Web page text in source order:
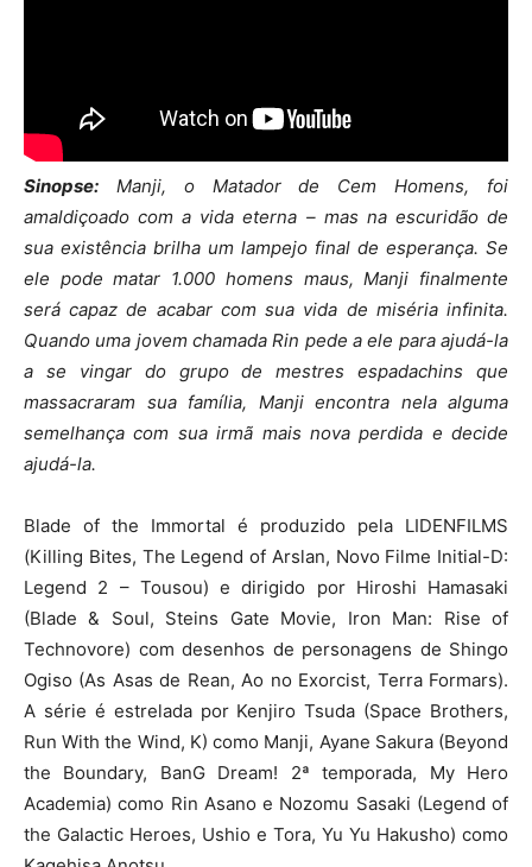
Sinopse: Manji, o Matador de Cem Homens, foi
amaldiçoado com a vida eterna – mas na escuridão de
sua existência brilha um lampejo final de esperança. Se
ele pode matar 1.000 homens maus, Manji finalmente
será capaz de acabar com sua vida de miséria infinita.
Quando uma jovem chamada Rin pede a ele para ajudá-la
a se vingar do grupo de mestres espadachins que
massacraram sua família, Manji encontra nela alguma
semelhança com sua irmã mais nova perdida e decide
ajudá-la.
Blade of the Immortal é produzido pela LIDENFILMS
(Killing Bites, The Legend of Arslan, Novo Filme Initial-D:
Legend 2 – Tousou) e dirigido por Hiroshi Hamasaki
(Blade & Soul, Steins Gate Movie, Iron Man: Rise of
Technovore) com desenhos de personagens de Shingo
Ogiso (As Asas de Rean, Ao no Exorcist, Terra Formars).
A série é estrelada por Kenjiro Tsuda (Space Brothers,
Run With the Wind, K) como Manji, Ayane Sakura (Beyond
the Boundary, BanG Dream! 2ª temporada, My Hero
Academia) como Rin Asano e Nozomu Sasaki (Legend of
the Galactic Heroes, Ushio e Tora, Yu Yu Hakusho) como